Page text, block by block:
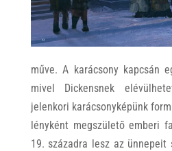
műve. A karácsony kapcsán
mivel Dickensnek
jelenkori karácsonyképünk
lényként megszülető emberi
19. századra lesz az ünnepeit